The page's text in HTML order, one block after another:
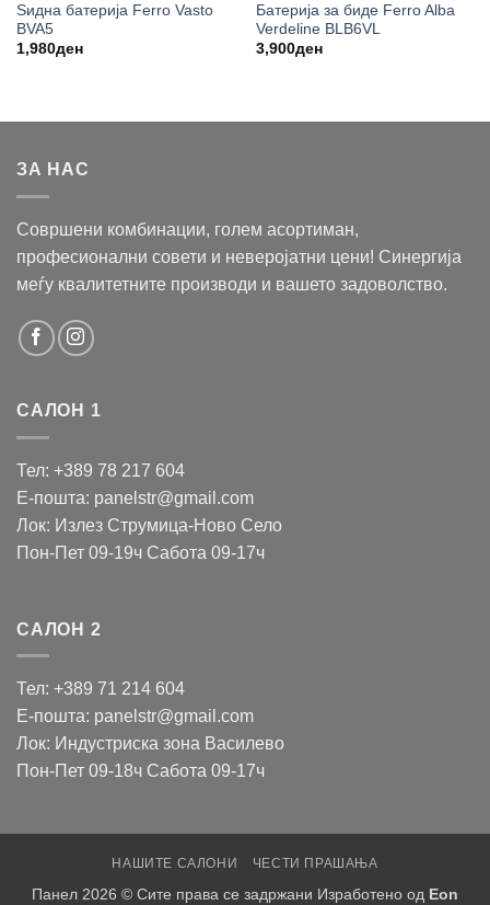
Ѕидна батерија Ferro Vasto
BVA5
1,980ден
Батерија за биде Ferro Alba
Verdeline BLB6VL
3,900ден
ЗА НАС
Совршени комбинации, голем асортиман,
професионални совети и неверојатни цени! Синергија
меѓу квалитетните производи и вашето задоволство.
САЛОН 1
Тел: +389 78 217 604
Е-пошта: panelstr@gmail.com
Лок: Излез Струмица-Ново Село
Пон-Пет 09-19ч Сабота 09-17ч
САЛОН 2
Тел: +389 71 214 604
Е-пошта: panelstr@gmail.com
Лок: Индустриска зона Василево
Пон-Пет 09-18ч Сабота 09-17ч
НАШИТЕ САЛОНИ ЧЕСТИ ПРАШАЊА
Панел 2026 © Сите права се задржани Изработено од Eon